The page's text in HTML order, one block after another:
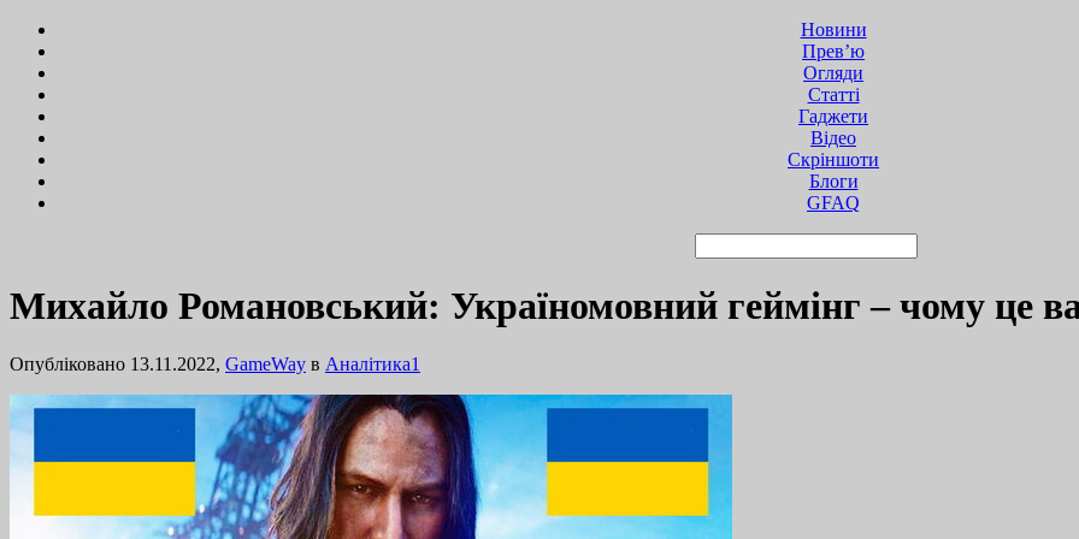
Новини
Прев’ю
Огляди
Статті
Гаджети
Відео
Cкріншоти
Блоги
GFAQ
Михайло Романовський: Україномовний геймінг – чому це
Опубліковано 13.11.2022, GameWay в Аналітика1